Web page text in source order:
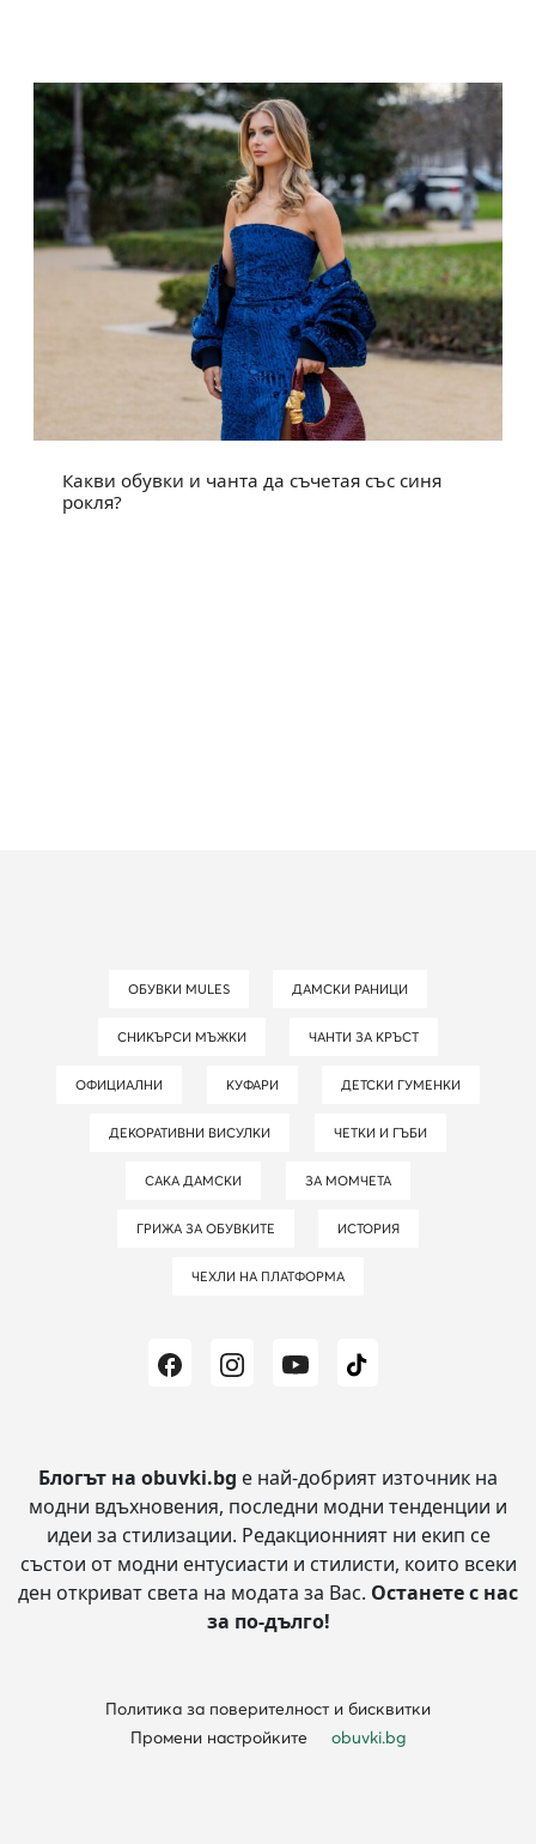
Какви обувки и чанта да съчетая със синя
рокля?
ОБУВКИ MULES ДАМСКИ РАНИЦИ
СНИКЪРСИ МЪЖКИ ЧАНТИ ЗА КРЪСТ
ОФИЦИАЛНИ КУФАРИ ДЕТСКИ ГУМЕНКИ
ДЕКОРАТИВНИ ВИСУЛКИ ЧЕТКИ И ГЪБИ
САКА ДАМСКИ ЗА МОМЧЕТА
ГРИЖА ЗА ОБУВКИТЕ ИСТОРИЯ
ЧЕХЛИ НА ПЛАТФОРМА
Блогът на obuvki.bg е най-добрият източник на
модни вдъхновения, последни модни тенденции и
идеи за стилизации. Редакционният ни екип се
състои от модни ентусиасти и стилисти, които всеки
ден откриват света на модата за Вас. Останете с нас
за по-дълго!
Политика за поверителност и бисквитки
Промени настройките
obuvki.bg